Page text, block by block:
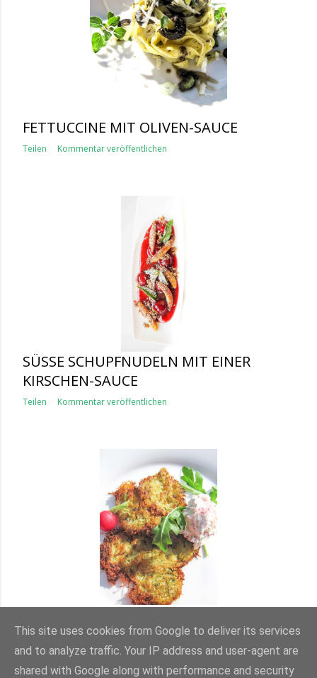
FETTUCCINE MIT OLIVEN-SAUCE
Teilen Kommentar veröffentlichen
SÜSSE SCHUPFNUDELN MIT EINER K
IRSCHEN-SAUCE
Teilen Kommentar veröffentlichen
EINEM RADIESCHEN-DIP
Teilen Kommentar veröffentlichen
This site uses cookies from Google to deliver its services
and to analyze traffic. Your IP address and user-agent are
shared with Google along with performance and security